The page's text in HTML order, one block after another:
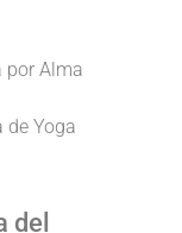
por Alma
de Yoga
del